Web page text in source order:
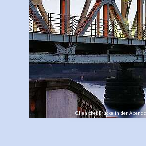
Glienicker Brücke in der